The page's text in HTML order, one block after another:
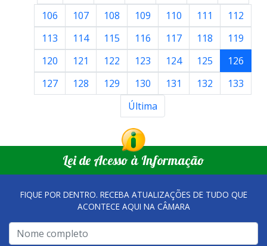
106
107 108 109 110 111
112
113
114 115 116 117 118
119
120
121 122 123 124 125
126
127
128 129 130 131 132
133
Última
Lei de Acesso à Informação
FIQUE POR DENTRO. RECEBA ATUALIZAÇÕES DE TUDO QUE
ACONTECE AQUI NA CÂMARA